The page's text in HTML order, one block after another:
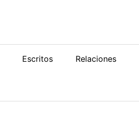
Escritos Relaciones